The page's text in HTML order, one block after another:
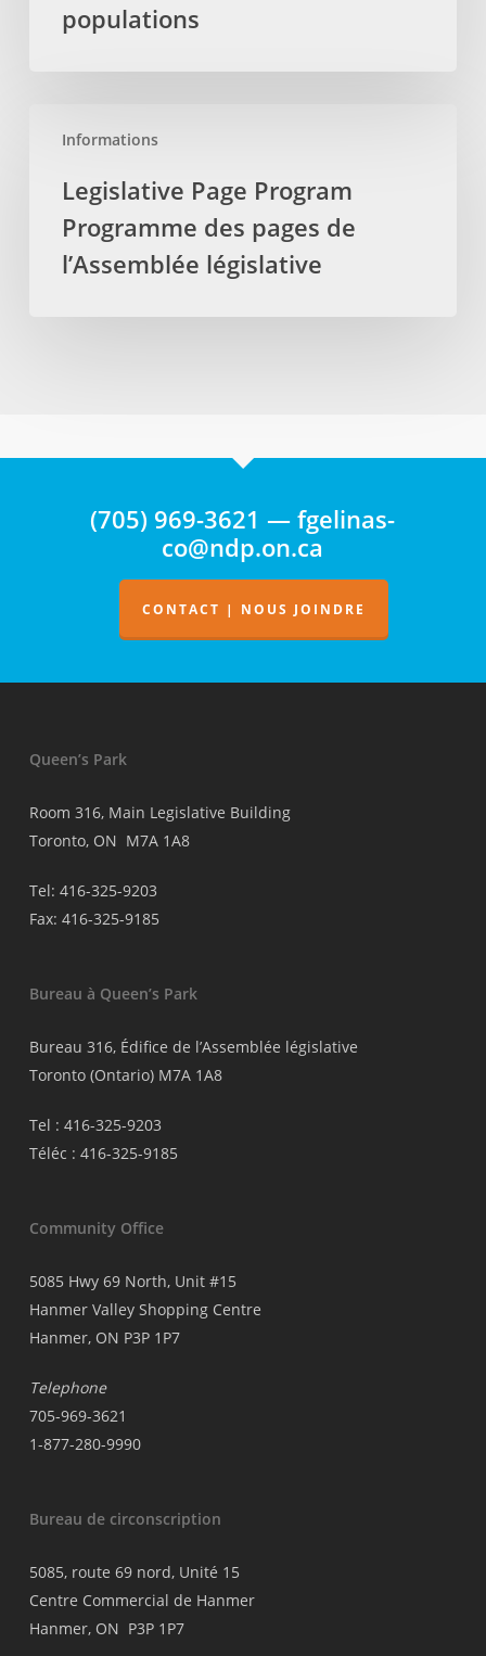
populations
Informations
Programme
pages
l’Assemblée
Legislative Page Program
Programme des pages de
l’Assemblée législative
(705) 969-3621 — fgelinas-
co@ndp.on.ca
CONTACT | NOUS JOINDRE
Queen’s Park
Room 316, Main Legislative Building
Toronto, ON M7A 1A8
Tel: 416-325-9203
Fax: 416-325-9185
Bureau à Queen’s Park
Bureau 316, Édifice de l’Assemblée législative
Toronto (Ontario) M7A 1A8
Tel : 416-325-9203
Téléc : 416-325-9185
Community Office
5085 Hwy 69 North, Unit #15
Hanmer Valley Shopping Centre
Hanmer, ON P3P 1P7
Telephone
705-969-3621
1-877-280-9990
Bureau de circonscription
5085, route 69 nord, Unité 15
Centre Commercial de Hanmer
Hanmer, ON P3P 1P7